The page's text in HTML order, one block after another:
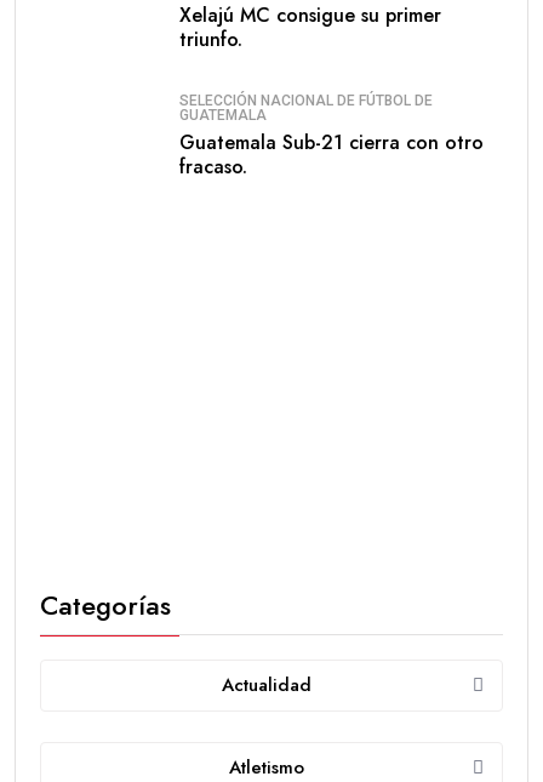
Xelajú MC consigue su primer
triunfo.
SELECCIÓN NACIONAL DE FÚTBOL DE
GUATEMALA
Guatemala Sub-21 cierra con otro
fracaso.
Categorías
Actualidad
Atletismo